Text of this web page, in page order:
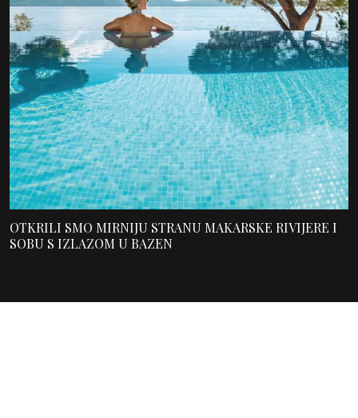
OTKRILI SMO MIRNIJU STRANU MAKARSKE RIVIJERE I
SOBU S IZLAZOM U BAZEN